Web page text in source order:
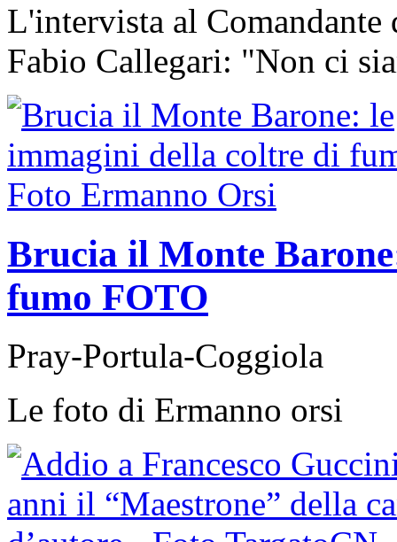
L'intervista al
Fabio Callegari: "Non ci
Brucia il Monte
fumo FOTO
Pray-Portula-Coggiola
Le foto di Ermanno orsi